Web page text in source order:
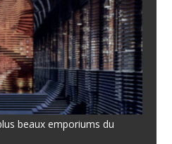
beaux emporiums du